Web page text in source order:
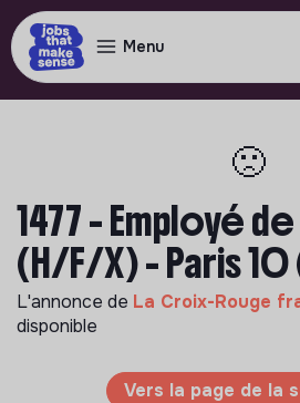
Menu
🙁
1477 - Employé
(H/F/X) - Paris 10
L'annonce de La Croix-Rouge
disponible
Vers la page de la